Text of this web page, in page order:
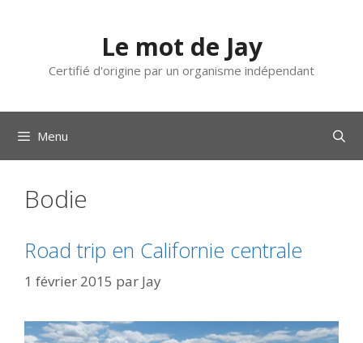
Le mot de Jay
Certifié d'origine par un organisme indépendant
Menu
Bodie
Road trip en Californie centrale
1 février 2015 par Jay